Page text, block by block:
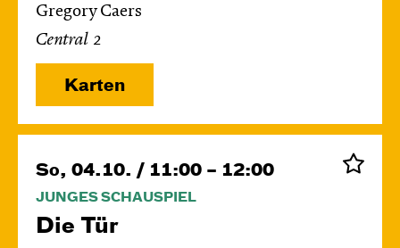
Gregory Caers
Central 2
Karten
So, 04.10. / 11:00 – 12:00
JUNGES SCHAUSPIEL
Die Tür